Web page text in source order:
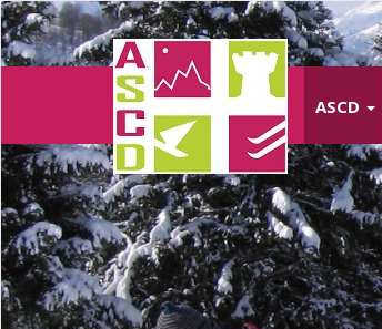
Aller
au
contenu
ASCD